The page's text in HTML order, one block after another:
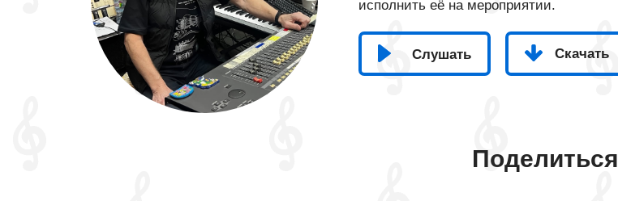
исполнить её на мероприятии.
Слушать Скачать
Поделиться